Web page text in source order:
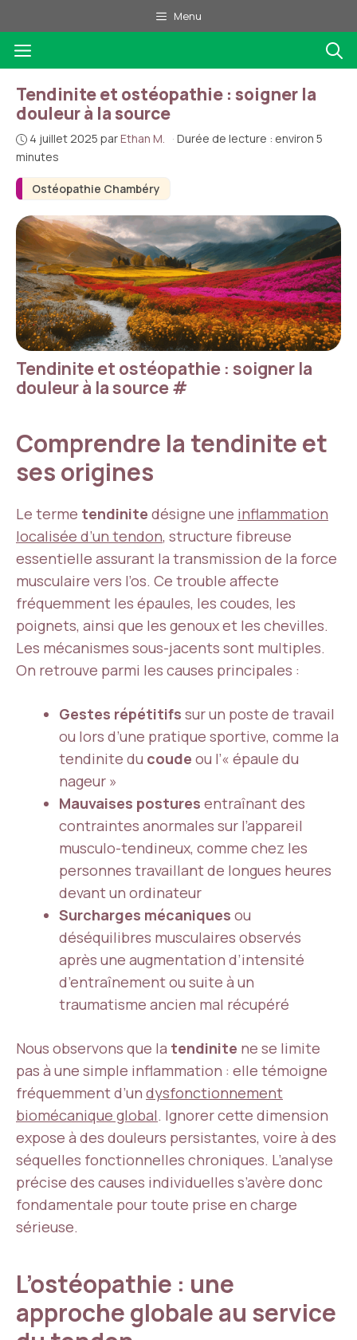
au
contenu
Menu
Menu
Ostéopathie Chambéry
Tendinite et ostéopathie : soigner la
douleur à la source
4 juillet 2025 parEthan M. · Durée de lecture : environ 5
minutes
Tendinite et ostéopathie : soigner la
douleur à la source#
Comprendre la tendinite et
ses origines
Le terme tendinite désigne une inflammation
localisée d’un tendon, structure fibreuse
essentielle assurant la transmission de la force
musculaire vers l’os. Ce trouble affecte
fréquemment les épaules, les coudes, les
poignets, ainsi que les genoux et les chevilles.
Les mécanismes sous-jacents sont multiples.
On retrouve parmi les causes principales :
Gestes répétitifs sur un poste de travail
ou lors d’une pratique sportive, comme la
tendinite du coude ou l’« épaule du
nageur »
Mauvaises postures entraînant des
contraintes anormales sur l’appareil
musculo-tendineux, comme chez les
personnes travaillant de longues heures
devant un ordinateur
Surcharges mécaniques ou
déséquilibres musculaires observés
après une augmentation d’intensité
d’entraînement ou suite à un
traumatisme ancien mal récupéré
Nous observons que la tendinite ne se limite
pas à une simple inflammation : elle témoigne
fréquemment d’un dysfonctionnement
biomécanique global. Ignorer cette dimension
expose à des douleurs persistantes, voire à des
séquelles fonctionnelles chroniques. L’analyse
précise des causes individuelles s’avère donc
fondamentale pour toute prise en charge
sérieuse.
L’ostéopathie : une
approche globale au service